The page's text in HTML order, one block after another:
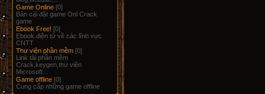
Game Online [0]
Bản cài đặt game Onl Crack
game
Ebook Free! [0]
Ebook điện tử về các lĩnh vực
CNTT
Thư viện phần mềm [0]
Link tải phần mềm
Crack,keygen,thư viện
Microsoft...
Game offline [0]
Cung cấp những game offline